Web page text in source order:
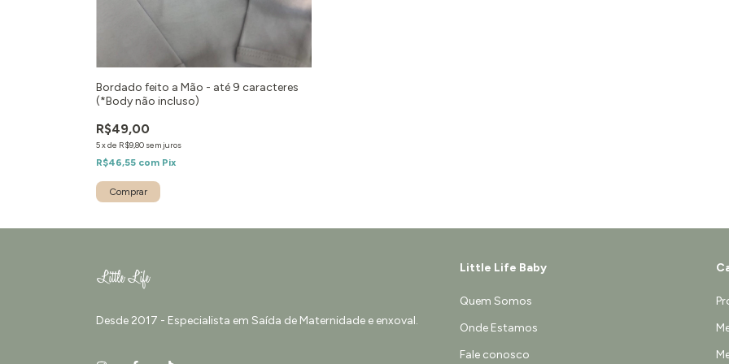
Bordado feito a Mão - até 9 caracteres
(*Body não incluso)
R$49,00
5xde R$9,80 sem juros
R$46,55 com Pix
Desde 2017 - Especialista em Saída de Maternidade e enxoval.
Little Life Baby
Quem Somos
Onde Estamos
Fale conosco